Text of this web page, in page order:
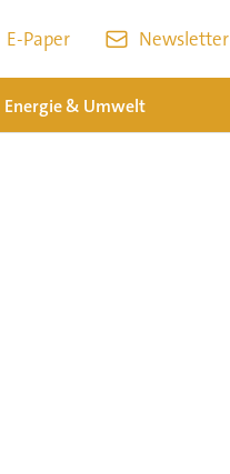
E-Paper Newsletter
Energie & Umwelt